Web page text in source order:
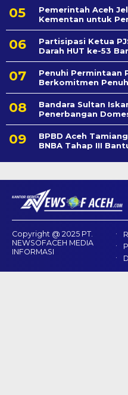
Pemerintah Aceh
Kementan untuk
Partisipasi Ketua
Darah HUT ke-53
Penuhi Permintaan
Berkomitmen
Bandara Sultan
Penerbangan
BPBD Aceh
BNBA Tahap III
Copyright @ 2025 PT.
NEWSOFACEH MEDIA
INFORMASI